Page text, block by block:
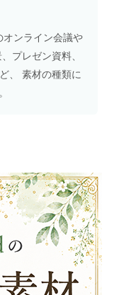
ンライン会議や
プレゼン資料、
、 素材の種類に